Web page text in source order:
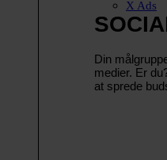
X Ads
Din
medier. Er
at sprede